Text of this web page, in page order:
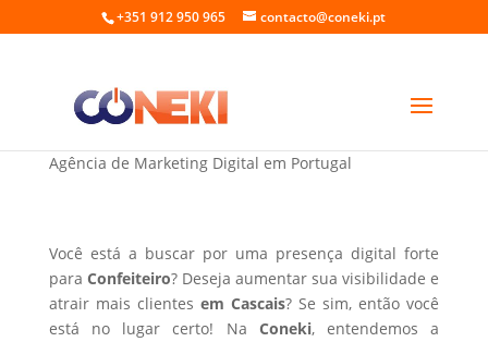
+351 912 950 965 contacto@coneki.pt
Criar site para Confeiteiro em Cascais
Agência de Marketing Digital em Portugal
Você está a buscar por uma presença digital forte
para Confeiteiro? Deseja aumentar sua visibilidade e
atrair mais clientes em Cascais? Se sim, então você
está no lugar certo! Na Coneki, entendemos a